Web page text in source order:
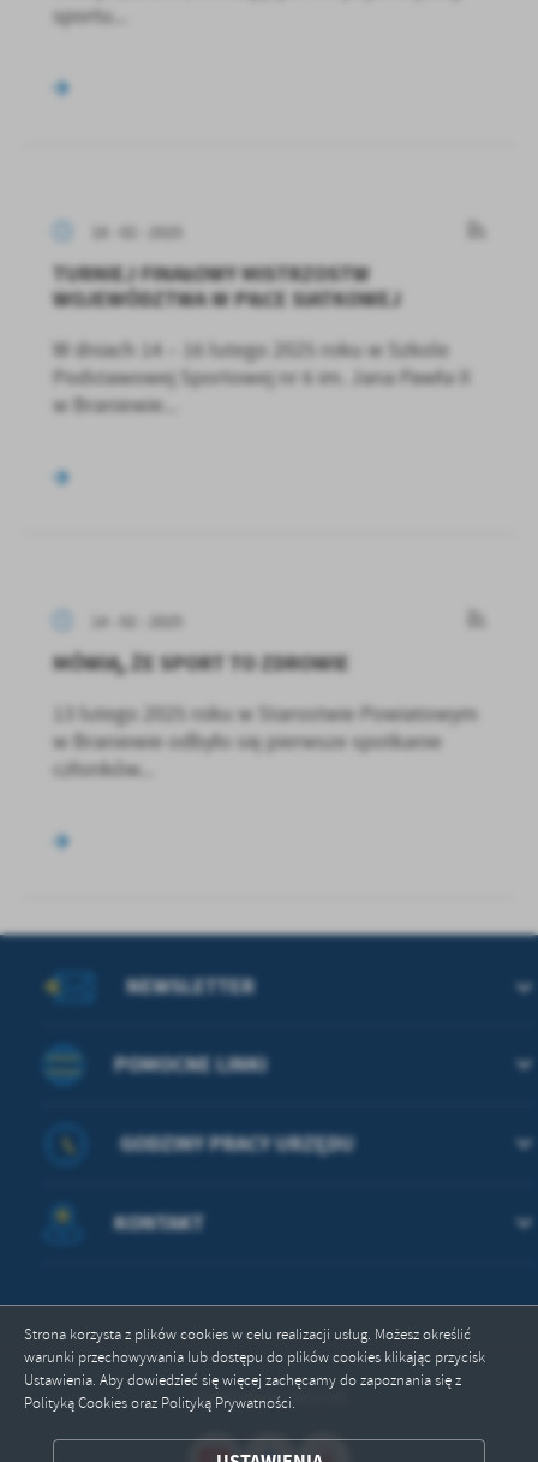
Strona korzysta z plików cookies w celu realizacji usług. Możesz określić
warunki przechowywania lub dostępu do plików cookies klikając przycisk
Ustawienia. Aby dowiedzieć się więcej zachęcamy do zapoznania się z
Polityką Cookies oraz Polityką Prywatności.
ZAPISZ WYBRANE
sportu...
TURNIEJ FINAŁOWY MISTRZOSTW
WOJEWÓDZTWA W PIŁCE SIATKOWEJ
W dniach 14 – 16 lutego 2025 roku w Szkole
Podstawowej Sportowej nr 6 im. Jana Pawła II
w Braniewie...
MÓWIĄ, ŻE SPORT TO ZDROWIE
13 lutego 2025 roku w Starostwie Powiatowym
w Braniewie odbyło się pierwsze spotkanie
członków...
POMOCNE LINKI
NEWSLETTER
GODZINY PRACY URZĘDU
KONTAKT
Odwiedzin: 362148